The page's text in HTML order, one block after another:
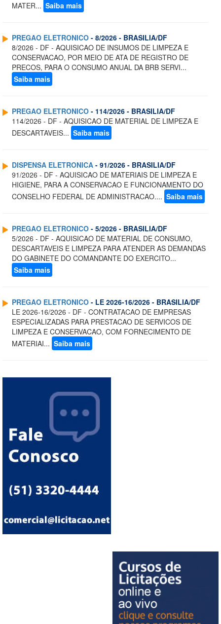
MATER... Saiba mais
PREGAO ELETRONICO - 8/2026 - BRASILIA/DF
8/2026 - DF - AQUISICAO DE INSUMOS DE LIMPEZA E
CONSERVACAO, POR MEIO DE ATA DE REGISTRO DE
PRECOS, PARA O CONSUMO ANUAL DA BRB SERVI...
Saiba mais
PREGAO ELETRONICO - 114/2026 - BRASILIA/DF
114/2026 - DF - AQUISICAO DE MATERIAL DE LIMPEZA E
DESCARTAVEIS... Saiba mais
DISPENSA ELETRONICA - 91/2026 - BRASILIA/DF
91/2026 - DF - AQUISICAO DE MATERIAIS DE LIMPEZA E
HIGIENE, PARA A CONSERVACAO E FUNCIONAMENTO DO
CONSELHO FEDERAL DE ADMINISTRACAO.... Saiba mais
PREGAO ELETRONICO - 5/2026 - BRASILIA/DF
5/2026 - DF - AQUISICAO DE MATERIAL DE CONSUMO,
DESCARTAVEIS E LIMPEZA PARA ATENDER AS DEMANDAS
DO GABINETE DO COMANDANTE DO EXERCITO...
Saiba mais
PREGAO ELETRONICO - LE 2026-16/2026 - BRASILIA/DF
LE 2026-16/2026 - DF - CONTRATACAO DE EMPRESAS
ESPECIALIZADAS PARA PRESTACAO DE SERVICOS DE
LIMPEZA E CONSERVACAO, COM FORNECIMENTO DE
MATERIAI... Saiba mais